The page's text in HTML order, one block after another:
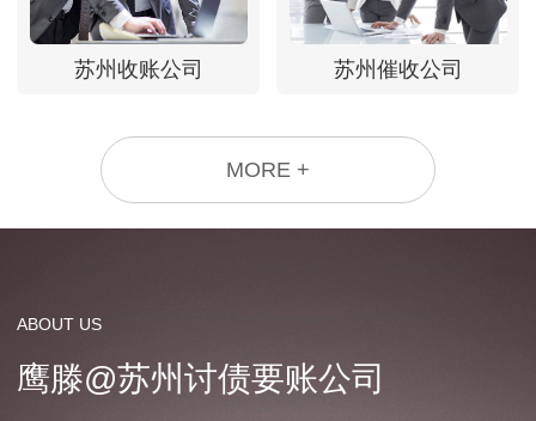
苏州收账公司 苏州催收公司
MORE +
ABOUT US
鹰滕@苏州讨债要账公司